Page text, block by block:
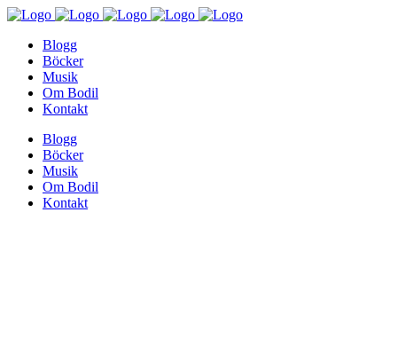
Blogg
Böcker
Musik
Om Bodil
Kontakt
Blogg
Böcker
Musik
Om Bodil
Kontakt